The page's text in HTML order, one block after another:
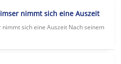
nimmt sich eine Auszeit
sich eine Auszeit Nach seinem